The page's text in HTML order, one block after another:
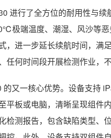
进行了全方位的耐用性与
极端温度、潮湿、风沙等
，进一步延长续航时间，满
任何时间段开展检测作业，
又一核心优势。设备支持
平板或电脑，清晰呈现组件
检测报告，包含缺陷类型、